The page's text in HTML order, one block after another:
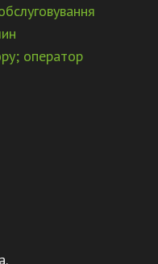
оператор